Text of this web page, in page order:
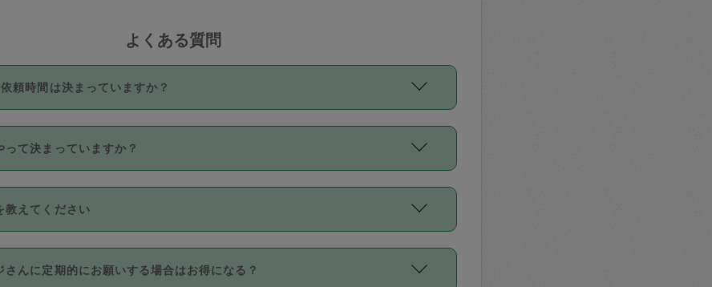
よくある質問
頼時間は決まっていますか？
3時間固定です。3時間を超えて依頼したい場合は、延長機能をご利用くださ
利用いただくには、タスカジさんに事前に相談し、合意の上事前申請すること
なお、3時間を下回っても、値引き等はございません。
って決まっていますか？
帯の中からタスカジさん自身が価格を選んで設定しています。
の価格設定には最初は制限があり、レビュー件数、レビューの平均値、などで
能な最高額が上がっていく仕組みになっています。
教えてください
クレジットカード（Visa／Master／JCB／AMERICAN EXPRESS／Diners
なります。
さんに定期的にお願いする場合はお得になる？